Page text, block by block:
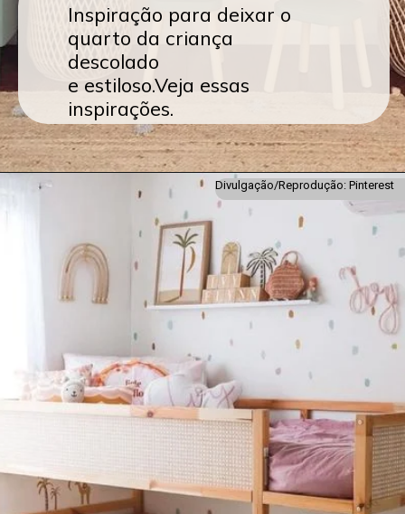
Inspiração para deixar o
quarto da criança
descolado
e estiloso.Veja essas
inspirações.
Divulgação/Reprodução: Pinterest